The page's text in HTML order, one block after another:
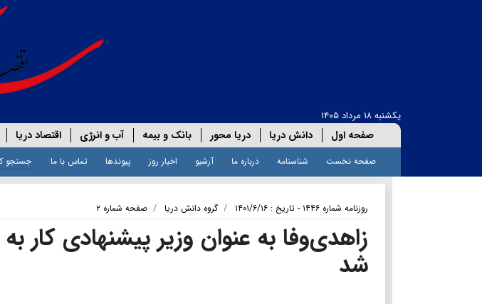
یکشنبه ۱۸ مرداد ۱۴۰۵
صفحه اول دانش دریا دریا محور بانک و بیمه آب و انرژی اقتصاد دریا
صفحه نخست شناسنامه درباره ما آرشیو اخبار روز پیوندها تماس با ما
روزنامه شماره ۱۴۴۶ - تاریخ : ۱۴۰۱/۶/۱۶ گروه دانش دریا صفحه شماره ۲
زاهدی‌وفا به عنوان وزیر پیشنهادی
شد